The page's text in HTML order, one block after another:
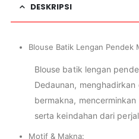
DESKRIPSI
Blouse Batik Lengan Pendek
Blouse batik lengan
Dedaunan,
bermakna,
serta keindahan dari
Motif & Makna: